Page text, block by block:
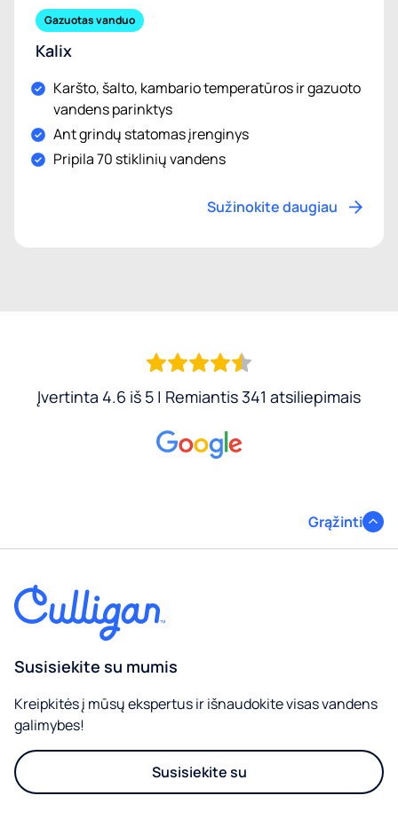
Gazuotas vanduo
Kalix
Karšto, šalto, kambario temperatūros ir gazuoto
vandens parinktys
Ant grindų statomas įrenginys
Pripila 70 stiklinių vandens
Sužinokite daugiau
Įvertinta 4.6 iš 5 | Remiantis 341 atsiliepimais
Grąžinti
Susisiekite su mumis
Kreipkitės į mūsų ekspertus ir išnaudokite visas vandens
galimybes!
Susisiekite su